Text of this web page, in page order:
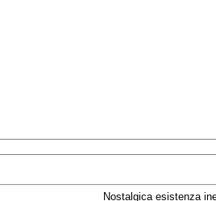
Nostalgica esistenza